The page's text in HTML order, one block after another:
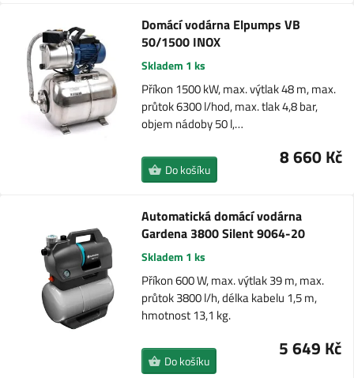
Domácí vodárna Elpumps VB
50/1500 INOX
Skladem 1 ks
Příkon 1500 kW, max. výtlak 48 m, max.
průtok 6300 l/hod, max. tlak 4,8 bar,
objem nádoby 50 l,…
8 660 Kč
Do košíku
Automatická domácí vodárna
Gardena 3800 Silent 9064-20
Skladem 1 ks
Příkon 600 W, max. výtlak 39 m, max.
průtok 3800 l/h, délka kabelu 1,5 m,
hmotnost 13,1 kg.
5 649 Kč
Do košíku